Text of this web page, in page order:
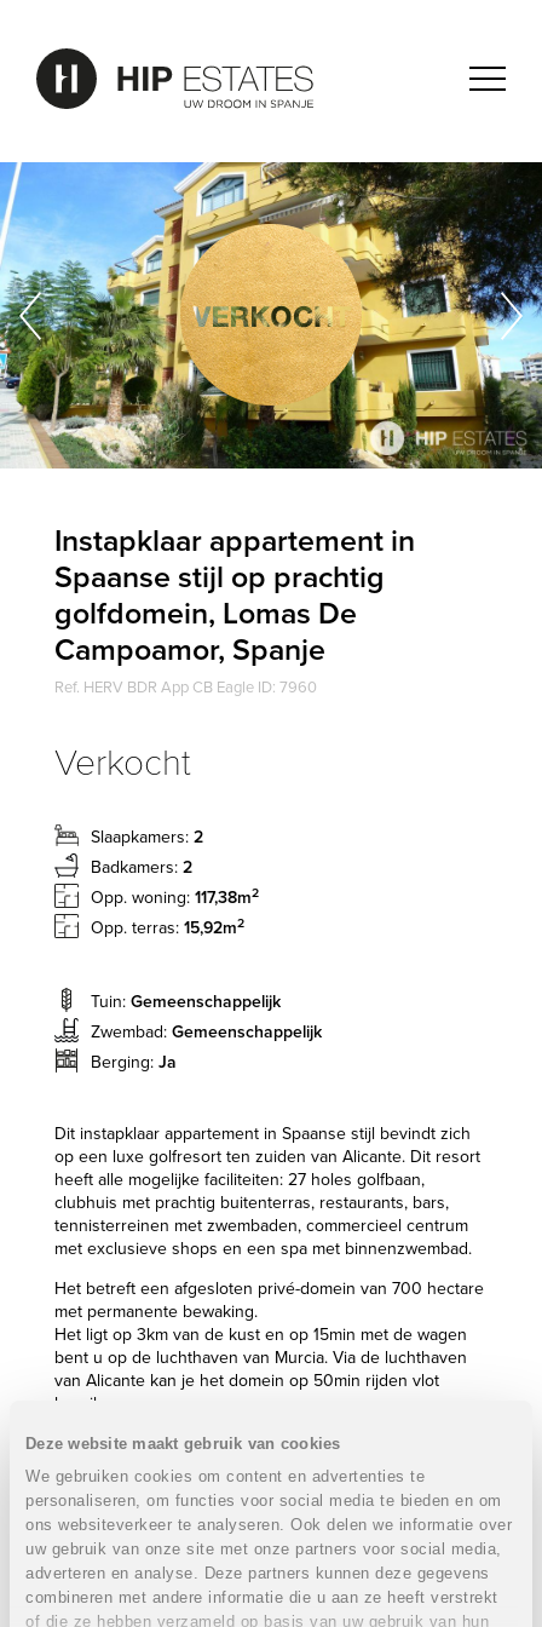
Deze website maakt gebruik van cookies
We gebruiken cookies om content en advertenties te
personaliseren, om functies voor social media te bieden en om
ons websiteverkeer te analyseren. Ook delen we informatie over
uw gebruik van onze site met onze partners voor social media,
adverteren en analyse. Deze partners kunnen deze gegevens
combineren met andere informatie die u aan ze heeft verstrekt
of die ze hebben verzameld op basis van uw gebruik van hun
Instapklaar appartement in
Spaanse stijl op prachtig
golfdomein, Lomas De
Campoamor, Spanje
Ref. HERV BDR App CB Eagle ID: 7960
Verkocht
Slaapkamers: 2
Badkamers: 2
Opp. woning: 117,38m2
Opp. terras: 15,92m2
Tuin: Gemeenschappelijk
Zwembad: Gemeenschappelijk
Berging: Ja
Dit instapklaar appartement in Spaanse stijl bevindt zich
op een luxe golfresort ten zuiden van Alicante. Dit resort
heeft alle mogelijke faciliteiten: 27 holes golfbaan,
clubhuis met prachtig buitenterras, restaurants, bars,
tennisterreinen met zwembaden, commercieel centrum
met exclusieve shops en een spa met binnenzwembad.
Het betreft een afgesloten privé-domein van 700 hectare
met permanente bewaking.
Het ligt op 3km van de kust en op 15min met de wagen
bent u op de luchthaven van Murcia. Via de luchthaven
van Alicante kan je het domein op 50min rijden vlot
bereiken.
Indeling:
De appartementen liggen op de gelijkvloerse en 1e
verdieping met prachtig zicht op de natuur.
De praktische indeling omvat een inkom, een riante
leefruimte, een aparte keuken, een ruime berging, twee
slaapkamers met ingemaakte kasten en twee badkamers.
De appartementen genieten een topligging en bieden
fantastische vergezichten op de Middellandse Zee.